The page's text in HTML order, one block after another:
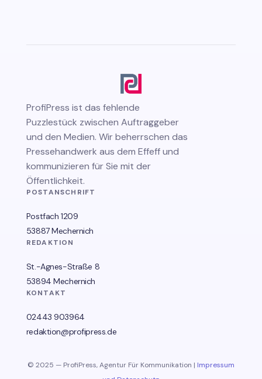
ProfiPress ist das fehlende
Puzzlestück zwischen Auftraggeber
und den Medien. Wir beherrschen das
Pressehandwerk aus dem Effeff und
kommunizieren für Sie mit der
Öffentlichkeit.
POSTANSCHRIFT
Postfach 1209
53887 Mechernich
REDAKTION
St.-Agnes-Straße 8
53894 Mechernich
KONTAKT
02443 903964
redaktion@profipress.de
© 2025 — ProfiPress, Agentur Für Kommunikation | Impressum